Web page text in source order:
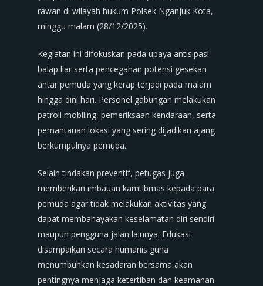
rawan di wilayah hukum Polsek Nganjuk Kota,
minggu malam (28/12/2025).
Kegiatan ini difokuskan pada upaya antisipasi
balap liar serta pencegahan potensi gesekan
antar pemuda yang kerap terjadi pada malam
hingga dini hari. Personel gabungan melakukan
patroli mobiling, pemeriksaan kendaraan, serta
pemantauan lokasi yang sering dijadikan ajang
berkumpulnya pemuda.
Selain tindakan preventif, petugas juga
memberikan imbauan kamtibmas kepada para
pemuda agar tidak melakukan aktivitas yang
dapat membahayakan keselamatan diri sendiri
maupun pengguna jalan lainnya. Edukasi
disampaikan secara humanis guna
menumbuhkan kesadaran bersama akan
pentingnya menjaga ketertiban dan keamanan